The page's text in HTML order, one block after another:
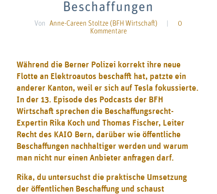
Beschaffungen
Von Anne-Careen Stoltze (BFH Wirtschaft)
0
Kommentare
Während die Berner Polizei korrekt ihre neue
Flotte an Elektroautos beschafft hat, patzte ein
anderer Kanton, weil er sich auf Tesla fokussierte.
In der 13. Episode des Podcasts der BFH
Wirtschaft sprechen die Beschaffungsrecht-
Expertin Rika Koch und Thomas Fischer, Leiter
Recht des KAIO Bern, darüber wie öffentliche
Beschaffungen nachhaltiger werden und warum
man nicht nur einen Anbieter anfragen darf.
Rika, du untersuchst die praktische Umsetzung
der öffentlichen Beschaffung und schaust